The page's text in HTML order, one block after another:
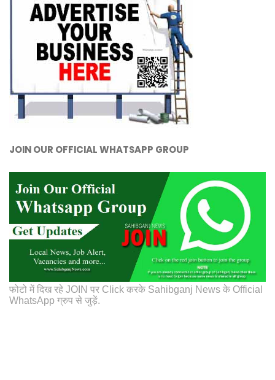
JOIN OUR OFFICIAL WHATSAPP GROUP
फोटो में दिख रहे JOIN पर Click करके Sahibganj News के Official
WhatsApp ग्रुप से जुड़ें.